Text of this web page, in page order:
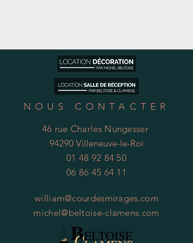
NOUS CONTACTER
46 rue Charles Nungesser
94290 Villeneuve-le-Roi
01 48 92 84 50
06 86 45 64 11
william@courdesmirages.com
michel@beltoise-clamens.com